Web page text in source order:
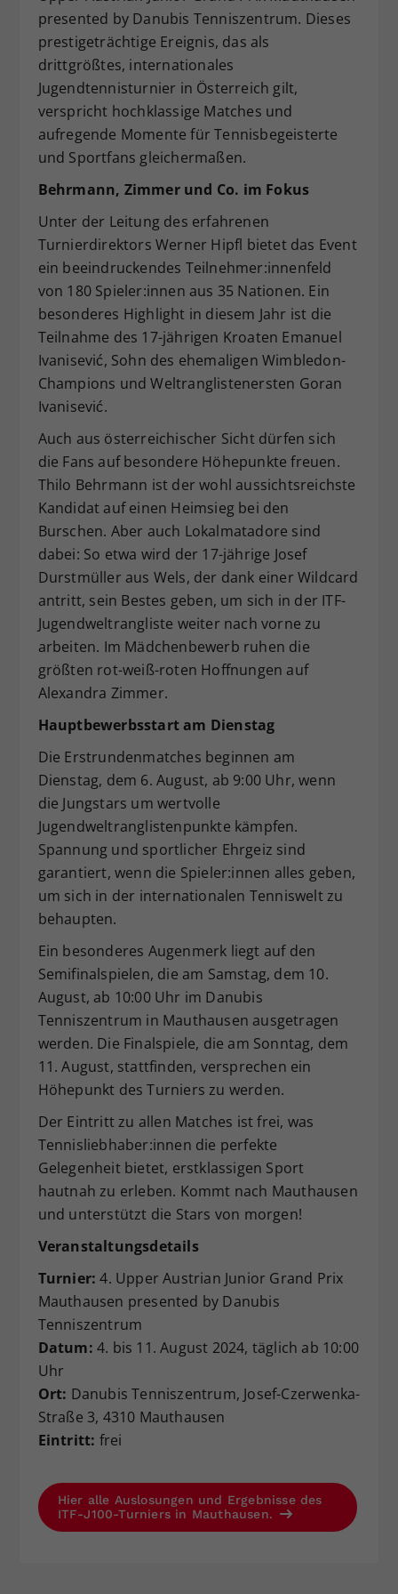
presented by Danubis Tenniszentrum. Dieses
prestigeträchtige Ereignis, das als
drittgrößtes, internationales
Jugendtennisturnier in Österreich gilt,
verspricht hochklassige Matches und
aufregende Momente für Tennisbegeisterte
und Sportfans gleichermaßen.
Behrmann, Zimmer und Co. im Fokus
Unter der Leitung des erfahrenen
Turnierdirektors Werner Hipfl bietet das Event
ein beeindruckendes Teilnehmer:innenfeld
von 180 Spieler:innen aus 35 Nationen. Ein
besonderes Highlight in diesem Jahr ist die
Teilnahme des 17-jährigen Kroaten Emanuel
Ivanisević, Sohn des ehemaligen Wimbledon-
Champions und Weltranglistenersten Goran
Ivanisević.
Auch aus österreichischer Sicht dürfen sich
die Fans auf besondere Höhepunkte freuen.
Thilo Behrmann ist der wohl aussichtsreichste
Kandidat auf einen Heimsieg bei den
Burschen. Aber auch Lokalmatadore sind
dabei: So etwa wird der 17-jährige Josef
Durstmüller aus Wels, der dank einer Wildcard
antritt, sein Bestes geben, um sich in der ITF-
Jugendweltrangliste weiter nach vorne zu
arbeiten. Im Mädchenbewerb ruhen die
größten rot-weiß-roten Hoffnungen auf
Alexandra Zimmer.
Hauptbewerbsstart am Dienstag
Die Erstrundenmatches beginnen am
Dienstag, dem 6. August, ab 9:00 Uhr, wenn
die Jungstars um wertvolle
Jugendweltranglistenpunkte kämpfen.
Spannung und sportlicher Ehrgeiz sind
garantiert, wenn die Spieler:innen alles geben,
um sich in der internationalen Tenniswelt zu
behaupten.
Ein besonderes Augenmerk liegt auf den
Semifinalspielen, die am Samstag, dem 10.
August, ab 10:00 Uhr im Danubis
Tenniszentrum in Mauthausen ausgetragen
werden. Die Finalspiele, die am Sonntag, dem
11. August, stattfinden, versprechen ein
Höhepunkt des Turniers zu werden.
Der Eintritt zu allen Matches ist frei, was
Tennisliebhaber:innen die perfekte
Gelegenheit bietet, erstklassigen Sport
hautnah zu erleben. Kommt nach Mauthausen
und unterstützt die Stars von morgen!
Veranstaltungsdetails
Turnier: 4. Upper Austrian Junior Grand Prix
Mauthausen presented by Danubis
Tenniszentrum
Datum: 4. bis 11. August 2024, täglich ab 10:00
Uhr
Ort: Danubis Tenniszentrum, Josef-Czerwenka-
Straße 3, 4310 Mauthausen
Eintritt: frei
Hier alle Auslosungen und Ergebnisse des
ITF-J100-Turniers in Mauthausen.
Zweck
Dieser Wert speichert Ihre Consent-
Einstellungen. Unter anderem eine
zufällig generierte ID, für die
historische Speicherung Ihrer
vorgenommen Einstellungen, falls der
Webseiten-Betreiber dies eingestellt
hat.